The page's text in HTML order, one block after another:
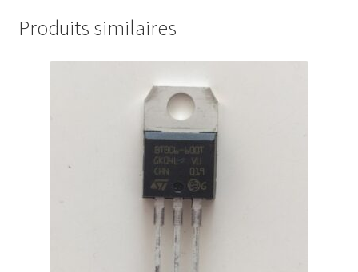
Produits similaires